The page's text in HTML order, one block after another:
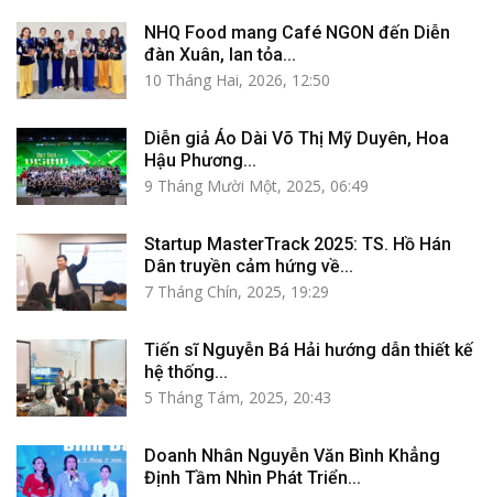
NHQ Food mang Café NGON đến Diễn
đàn Xuân, lan tỏa...
10 Tháng Hai, 2026, 12:50
Diễn giả Áo Dài Võ Thị Mỹ Duyên, Hoa
Hậu Phương...
9 Tháng Mười Một, 2025, 06:49
Startup MasterTrack 2025: TS. Hồ Hán
Dân truyền cảm hứng về...
7 Tháng Chín, 2025, 19:29
Tiến sĩ Nguyễn Bá Hải hướng dẫn thiết kế
hệ thống...
5 Tháng Tám, 2025, 20:43
Doanh Nhân Nguyễn Văn Bình Khẳng
Định Tầm Nhìn Phát Triển...